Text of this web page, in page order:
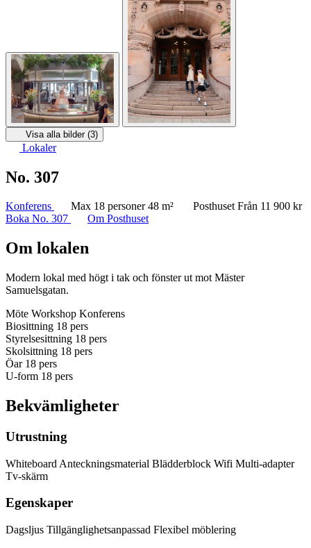
Visa alla bilder (3)
Lokaler
No. 307
Konferens Max 18 personer48 m² PosthusetFrån 11 900 kr
Boka No. 307
Om Posthuset
Om lokalen
Modern lokal med högt i tak och fönster ut mot Mäster
Samuelsgatan.
Möte Workshop Konferens
Biosittning 18 pers
Styrelsesittning 18 pers
Skolsittning 18 pers
Öar 18 pers
U-form 18 pers
Bekvämligheter
Utrustning
Whiteboard Anteckningsmaterial Blädderblock Wifi Multi-adapter
Tv-skärm
Egenskaper
Dagsljus Tillgänglighetsanpassad Flexibel möblering